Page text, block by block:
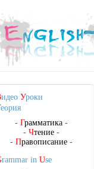
идео Уроки
еория
- Грамматика -
- Чтение -
- Правописание -
rammar in Use